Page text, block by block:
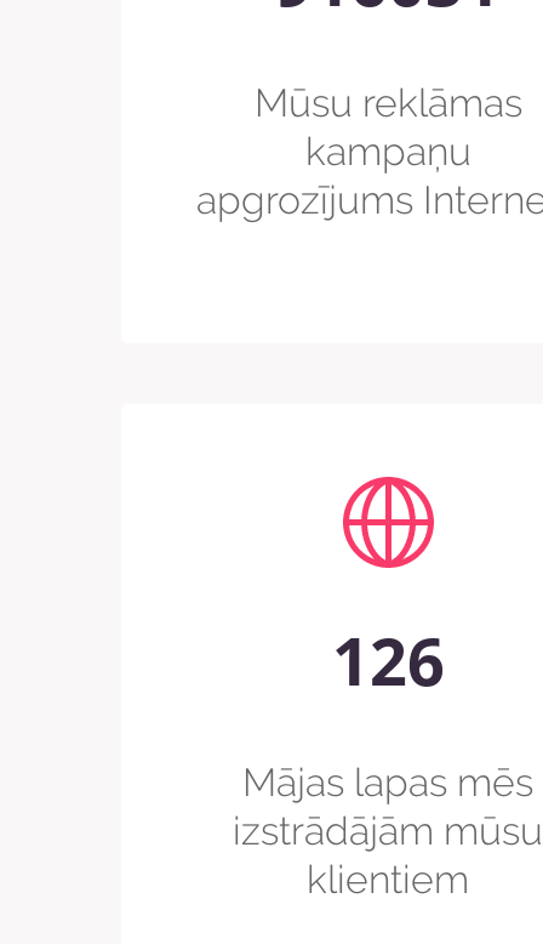
Mūsu reklāmas
kampaņu
apgrozījums
126
Mājas lapas mēs
izstrādājām mūsu
klientiem